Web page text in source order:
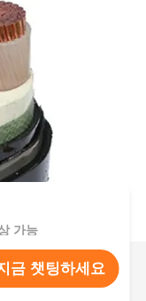
가능
금 챗팅하세요